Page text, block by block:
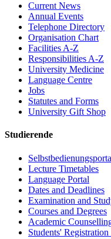
Current News
Annual Events
Telephone Directory
Organisation Chart
Facilities A-Z
Responsibilities A-Z
University Medicine
Language Centre
Jobs
Statutes and Forms
University Gift Shop
Studierende
Lecture Timetables
Language Portal
Dates and Deadlines
Examination and
Courses and Degrees
Academic
Students'